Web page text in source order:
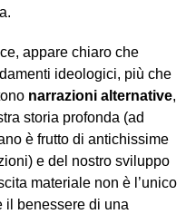
appare chiaro che
ideologici, più che
narrazioni alternative,
storia profonda (ad
è frutto di antichissime
e del nostro sviluppo
materiale non è l’unico
il benessere di una